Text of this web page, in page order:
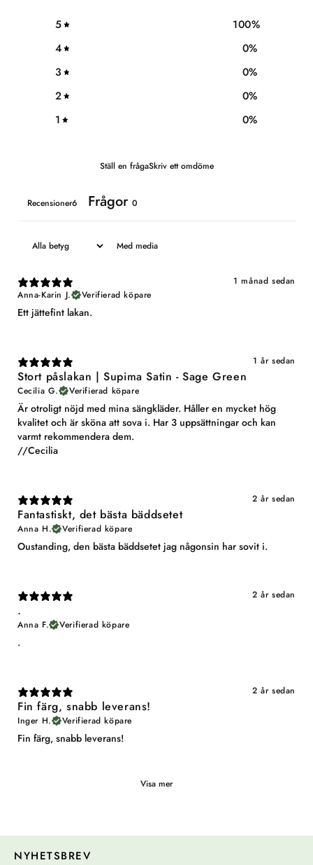
5 100%
4
0%
3
0%
2
0%
1
0%
Ställ en frågaSkriv ett omdöme
Recensioner6 Frågor 0
Med media
1 månad sedan
Anna-Karin J.
Verifierad köpare
Ett jättefint lakan.
1 år sedan
Stort påslakan | Supima Satin - Sage Green
Cecilia G. Verifierad köpare
Är otroligt nöjd med mina sängkläder. Håller en mycket hög
kvalitet och är sköna att sova i. Har 3 uppsättningar och kan
varmt rekommendera dem.
//Cecilia
2 år sedan
Fantastiskt, det bästa bäddsetet
Anna H. Verifierad köpare
Oustanding, den bästa bäddsetet jag någonsin har sovit i.
2 år sedan
.
Anna F. Verifierad köpare
.
2 år sedan
Fin färg, snabb leverans!
Inger H. Verifierad köpare
Fin färg, snabb leverans!
Visa mer
NYHETSBREV